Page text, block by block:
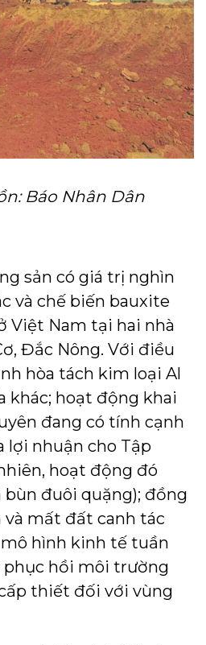
Báo Nhân Dân
sản có giá trị nghìn
và chế biến bauxite
Việt Nam tại hai nhà
Đắc Nông. Với điều
hòa tách kim loại Al
khác; hoạt động khai
đang có tính cạnh
lợi nhuận cho Tập
hoạt động đó
đuôi quặng); đồng
mất đất canh tác
hình kinh tế tuần
phục hồi môi trường
thiết đối với vùng